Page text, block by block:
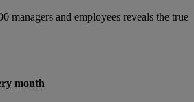
managers and employees reveals the true
month